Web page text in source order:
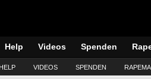
Help Videos Spenden
HELP VIDEOS SPENDEN